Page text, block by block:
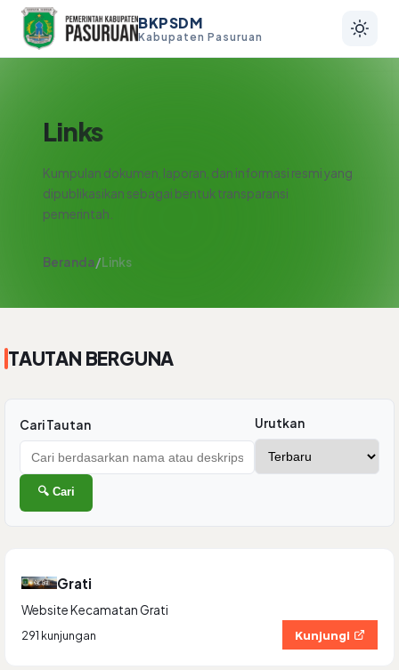
BKPSDM
Kabupaten Pasuruan
Links
Kumpulan dokumen, laporan, dan informasi resmi yang
dipublikasikan sebagai bentuk transparansi
pemerintah.
Beranda/Links
TAUTAN BERGUNA
Cari Tautan Urutkan
🔍 Cari
Grati
Website Kecamatan Grati
291 kunjungan Kunjungi